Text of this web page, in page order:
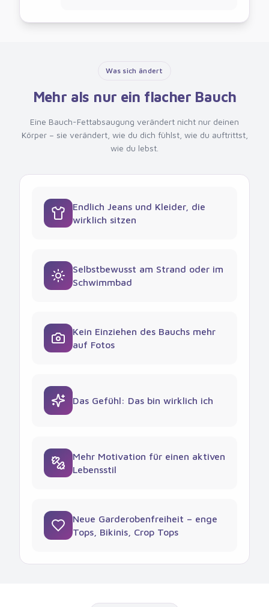
Was sich ändert
Mehr als nur ein flacher Bauch
Eine Bauch-Fettabsaugung verändert nicht nur deinen
Körper – sie verändert, wie du dich fühlst, wie du auftrittst,
wie du lebst.
Endlich Jeans und Kleider, die
wirklich sitzen
Selbstbewusst am Strand oder im
Schwimmbad
Kein Einziehen des Bauchs mehr
auf Fotos
Das Gefühl: Das bin wirklich ich
Mehr Motivation für einen aktiven
Lebensstil
Neue Garderobenfreiheit – enge
Tops, Bikinis, Crop Tops